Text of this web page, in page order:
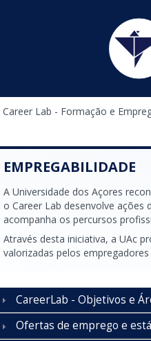
Está aqui
Career Lab - Formação e
EMPREGABILIDADE
A Universidade dos Açores
o Career Lab desenvolve
acompanha os percursos
Através desta iniciativa, a UAc
valorizadas pelos
CareerLab - Objetivos e
Ofertas de emprego e